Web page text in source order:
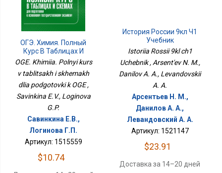
ОГЭ. Химия. Полный
Курс В Таблицах И
Схемах Для Подготовки
OGE. Khimiia. Polnyi kurs
v tablitsakh i skhemakh
dlia podgotovki k OGE ,
Savinkina E.V., Loginova
G.P.
Савинкина Е.В.,
Логинова Г.П.
Артикул: 1515559
$10.74
История России 9кл Ч1
Учебник
Istoriia Rossii 9kl ch1
Uchebnik , Arsent'ev N. M.,
Danilov A. A., Levandovskii
A. A.
Арсентьев Н. М.,
Данилов А. А.,
Левандовский А. А.
Артикул: 1521147
$23.91
Доставка за 14–20 дней